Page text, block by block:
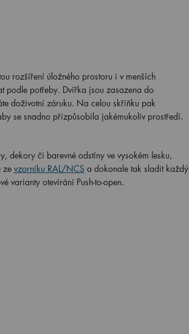
rozšíření úložného prostoru i v menších
podle potřeby. Dvířka jsou zasazena do
doživotní záruku. Na celou skříňku pak
se snadno přizpůsobila jakémukoliv prostředí.
dekory či barevné odstíny ve vysokém lesku,
ze vzorníku RAL/NCS a dokonale tak sladit každý
varianty otevírání Push-to-open.